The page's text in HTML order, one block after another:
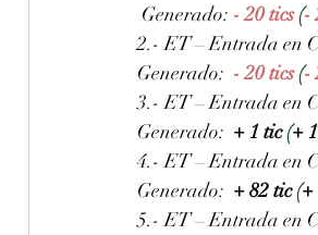
Generado: - 20 tics (-
2.- ET – Entrada en
Generado: - 20 tics (-
3.- ET – Entrada en
Generado: + 1 tic (+
4.- ET – Entrada en
Generado: + 82 tic (+
5.- ET – Entrada en